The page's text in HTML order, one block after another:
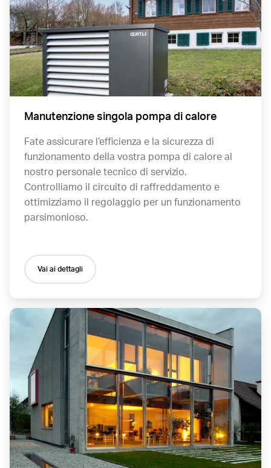
Manutenzione singola pompa di calore
Fate assicurare l’efficienza e la sicurezza di
funzionamento della vostra pompa di calore al
nostro personale tecnico di servizio.
Controlliamo il circuito di raffreddamento e
ottimizziamo il regolaggio per un funzionamento
parsimonioso.
Vai ai dettagli